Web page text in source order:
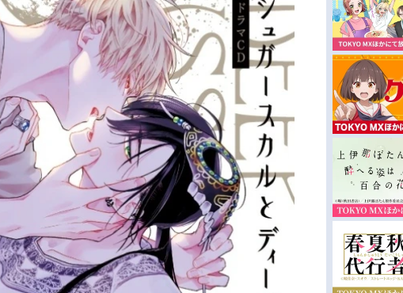
男性声優/女性声優一覧 夏アニメ
FOLLOW US